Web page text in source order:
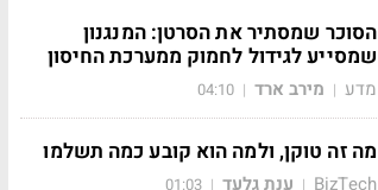
הסוכר שמסתיר את הסרטן: המנגנון
שמסייע לגידול לחמוק ממערכת החיסון
מדע | מירב ארד |
04:10
מה זה טוקן, ולמה הוא קובע כמה תשלמו
BizTech
| ענת גלעד |
01:03